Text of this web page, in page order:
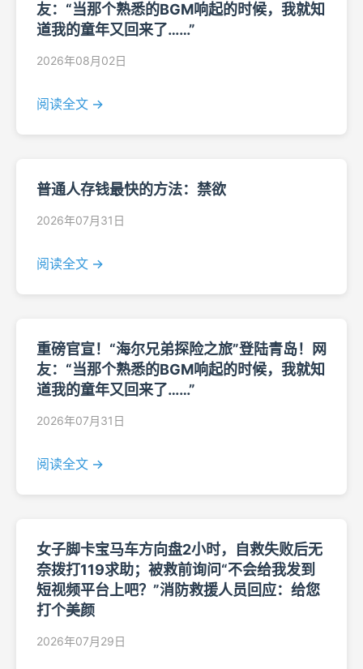
友：“当那个熟悉的BGM响起的时候，我就知
道我的童年又回来了……”
2026年08月02日
阅读全文 →
普通人存钱最快的方法：禁欲
2026年07月31日
阅读全文 →
重磅官宣！“海尔兄弟探险之旅”登陆青岛！网
友：“当那个熟悉的BGM响起的时候，我就知
道我的童年又回来了……”
2026年07月31日
阅读全文 →
女子脚卡宝马车方向盘2小时，自救失败后无
奈拨打119求助；被救前询问“不会给我发到
短视频平台上吧？”消防救援人员回应：给您
打个美颜
2026年07月29日